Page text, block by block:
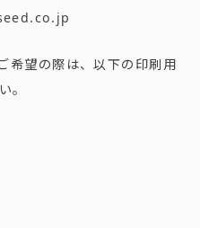
希望の際は、以下の印刷用
。